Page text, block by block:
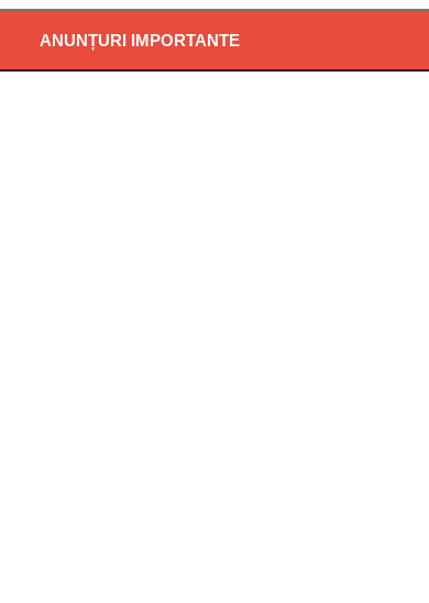
ANUNȚURI IMPORTANTE